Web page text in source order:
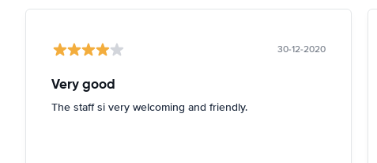
30-12-2020
Very good
The staff si very welcoming and friendly.